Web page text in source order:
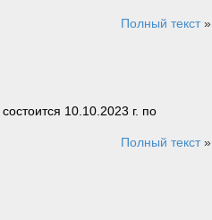
Полный текст»
10.10.2023 г. по
Полный текст»